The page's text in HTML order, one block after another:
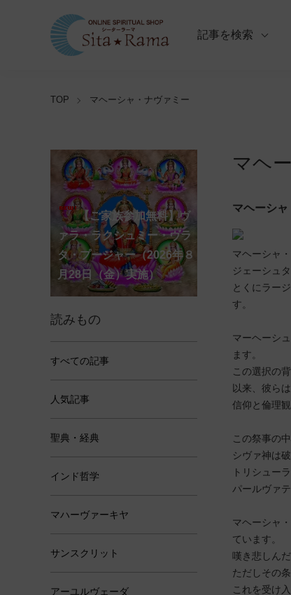
記事を検索
TOP マヘーシャ・ナヴァミー
マヘ
マヘーシ
マヘーシャ
ジェーシュ
とくにラー
す。
マーヘーシ
ます。
この選択の
以来、彼ら
信仰と倫理
この祭事の
シヴァ神は
トリシュー
パールヴァ
マヘーシャ
ています。
嘆き悲しん
ただしその
これを受け
【ご家族参加無料】ア
ーディ・アマーヴァシャ
ー・プージャー（2026年８
月12日（水）実施）
【ご家族参加無料】ラ
クシュミー・クベーラ・マ
ンスリー・プージャー
（2026年８月12日（水）実
施）
【ご家族参加無料】ナ
ーガ・パンチャミー・プー
ジャー（2026年８月17日
（月）実施）
【ご家族参加無料】ヴ
ァラ・ラクシュミー・ヴラ
タ・プージャー（2026年８
月28日（金）実施）
【ご家族参加無料】サ
ンカタハラ・チャトゥルテ
ィー・プージャー（2026年
８月31日（月）実施）
【ご家族参加無料】クリシ
ュナ・ジャヤンティー・プ
ージャー（2026年９月４日
（金）実施）
【ご家族参加無料】ガ
ネーシャ・チャトゥルティ
ー・プージャー（2026年９
月14日（月）実施）
【ご家族参加無料】マ
ハーラクシュミー・ヴラ
タ・プージャー（2026年９
月19日（土）実施）
第220回グループ・ホ
ーマ（ナーガ・パンチャミ
ー、2026年８月17日（月）
実施）
第221回グループ・ホ
ーマ（ガーヤトリー・ジャ
ヤンティー、2026年８月28
日（金）実施）
アンナダーナ・プロジェク
ト（食事の奉仕）
ポストコロナ福祉活動支援
募金
読みもの
すべての記事
人気記事
聖典・経典
インド哲学
マハーヴァーキヤ
サンスクリット
アーユルヴェーダ